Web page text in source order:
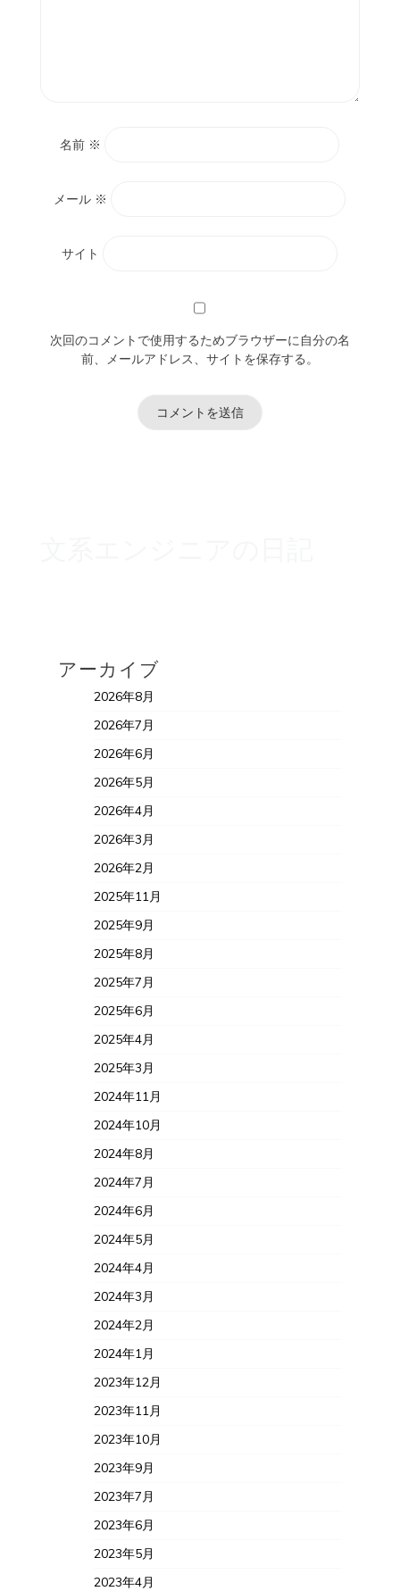
名前 ※
メール ※
サイト
次回のコメントで使用するためブラウザーに自分の名
前、メールアドレス、サイトを保存する。
アーカイブ
2026年8月
2026年7月
2026年6月
2026年5月
2026年4月
2026年3月
2026年2月
2025年11月
2025年9月
2025年8月
2025年7月
2025年6月
2025年4月
2025年3月
2024年11月
2024年10月
2024年8月
2024年7月
2024年6月
2024年5月
2024年4月
2024年3月
2024年2月
2024年1月
2023年12月
2023年11月
2023年10月
2023年9月
2023年7月
2023年6月
2023年5月
2023年4月